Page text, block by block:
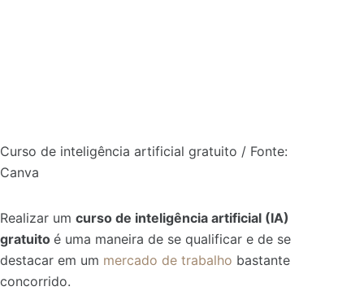
Curso de inteligência artificial gratuito / Fonte:
Canva
Realizar um curso de inteligência artificial (IA)
gratuito é uma maneira de se qualificar e de se
destacar em um mercado de trabalho bastante
concorrido.